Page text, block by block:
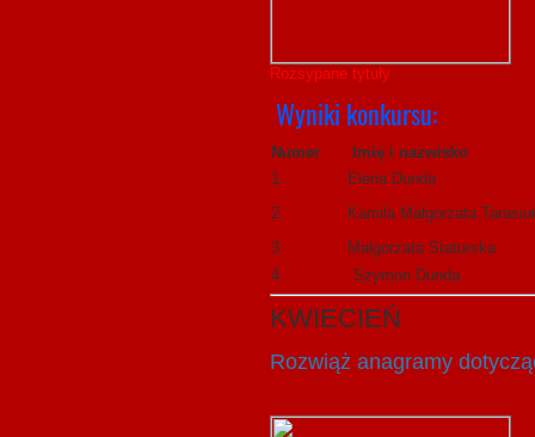
Rozsypane tytuły
Wyniki konkursu:
Numer
Imię i nazwisko
1.
Elena Dunda
2.
Kamila Małgorzata
3.
Małgorzata Staturska
4.
Szymon Dunda
KWIECIEŃ
Rozwiąż anagramy